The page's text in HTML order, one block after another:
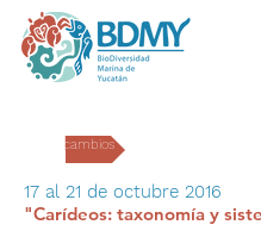
Intercambios
17 al 21 de octubre 2016
"Carídeos: taxonomía y